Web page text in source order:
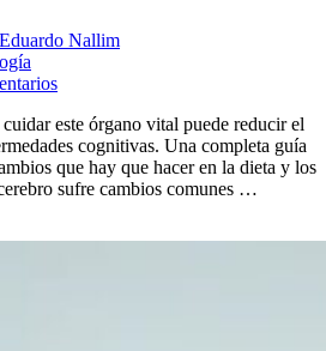
Nallim
este órgano vital puede reducir el
cognitivas. Una completa guía
que hay que hacer en la dieta y los
sufre cambios comunes …